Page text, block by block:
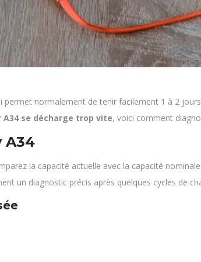
permet normalement de tenir facilement 1 à 2
A34 se décharge trop vite, voici comment
A34
la capacité actuelle avec la capacité
un diagnostic précis après quelques cycles de